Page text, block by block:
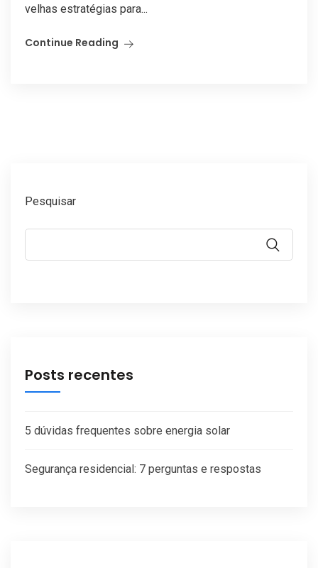
velhas estratégias para...
Continue Reading
Pesquisar
Posts recentes
5 dúvidas frequentes sobre energia solar
Segurança residencial: 7 perguntas e respostas